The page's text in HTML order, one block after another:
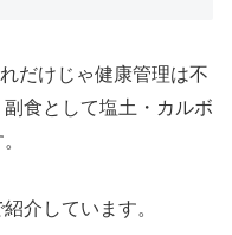
だけじゃ健康管理は不
食として塩土・カルボ
紹介しています。